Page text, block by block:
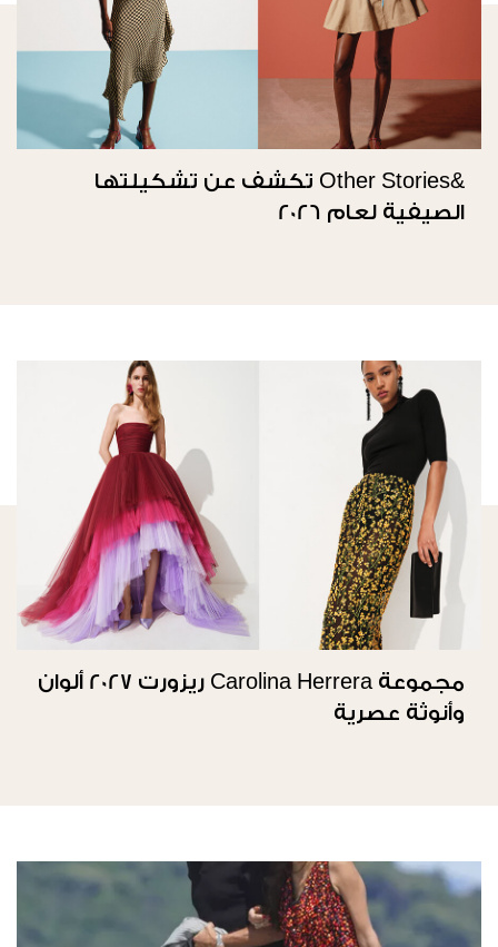
&Other Stories تكشف عن تشكيلتها
الصيفية لعام 2026
مجموعة Carolina Herrera ريزورت 2027 ألوان
وأنوثة عصرية